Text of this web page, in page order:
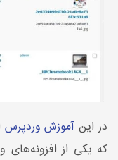
در این آموزش وردپرس
که یکی از افزونه‌های